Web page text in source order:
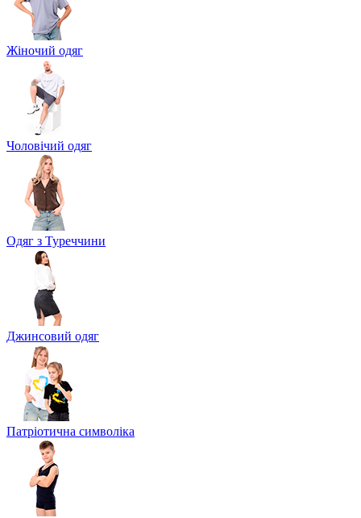
Жіночий одяг
Чоловічий одяг
Одяг з Туреччини
Джинсовий одяг
Патріотична символіка